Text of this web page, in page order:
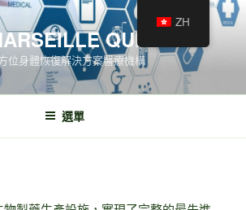
QUINCÉ
位身體恢復解決方案醫療機構
選單
ZH